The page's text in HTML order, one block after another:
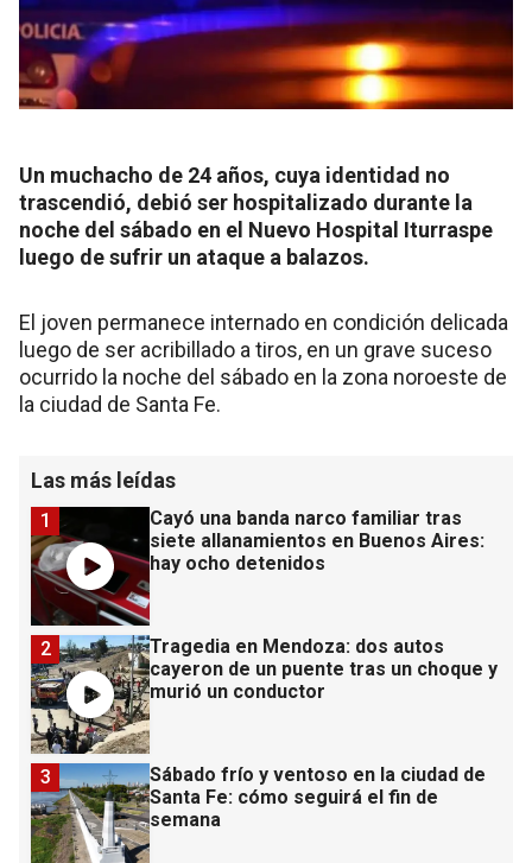
Un muchacho de 24 años, cuya identidad no
trascendió, debió ser hospitalizado durante la
noche del sábado en el Nuevo Hospital Iturraspe
luego de sufrir un ataque a balazos.
El joven permanece internado en condición delicada
luego de ser acribillado a tiros, en un grave suceso
ocurrido la noche del sábado en la zona noroeste de
la ciudad de Santa Fe.
Las más leídas
Cayó una banda narco familiar tras
siete allanamientos en Buenos Aires:
hay ocho detenidos
1
Tragedia en Mendoza: dos autos
cayeron de un puente tras un choque y
murió un conductor
2
Sábado frío y ventoso en la ciudad de
Santa Fe: cómo seguirá el fin de
semana
3